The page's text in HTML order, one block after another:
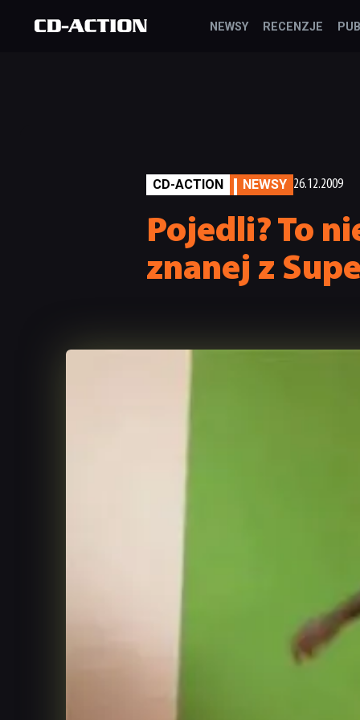
NEWSY RECENZJE
CD-ACTION NEWSY 26.12.2009
Pojedli? To
znanej z